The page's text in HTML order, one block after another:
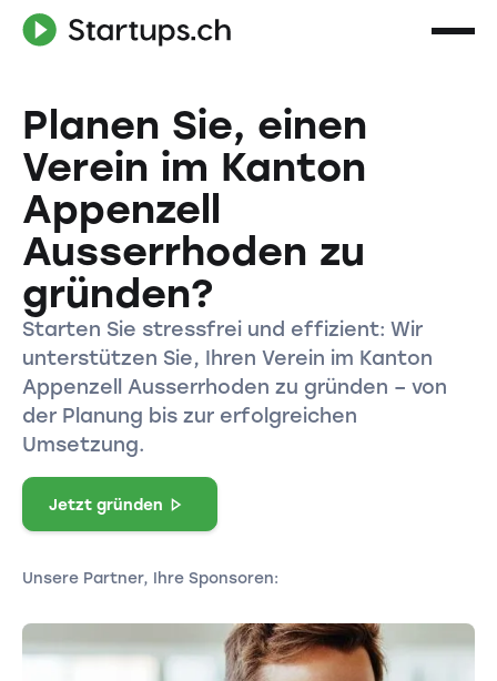
Planen Sie, einen
Verein im Kanton
Appenzell
Ausserrhoden zu
gründen?
Starten Sie stressfrei und effizient: Wir
unterstützen Sie, Ihren Verein im Kanton
Appenzell Ausserrhoden zu gründen – von
der Planung bis zur erfolgreichen
Umsetzung.
Jetzt gründen
Unsere Partner, Ihre Sponsoren: